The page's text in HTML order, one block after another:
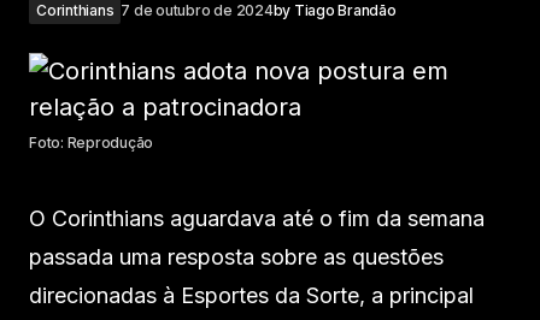
Corinthians 7 de outubro de 2024by Tiago Brandão
Foto: Reprodução
O Corinthians aguardava até o fim da semana
passada uma resposta sobre as questões
direcionadas à Esportes da Sorte, a principal